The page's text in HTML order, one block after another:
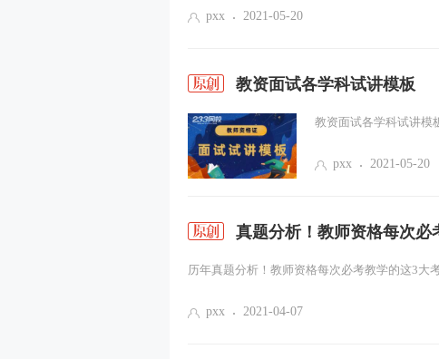
pxx
2021-05-20
教资面试各学科试讲模板
教资面试各学科试讲模
pxx 2021-05-20
真题分析！教师资格每次必
历年真题分析！教师资格每次必考教学的这3大
pxx 2021-04-07